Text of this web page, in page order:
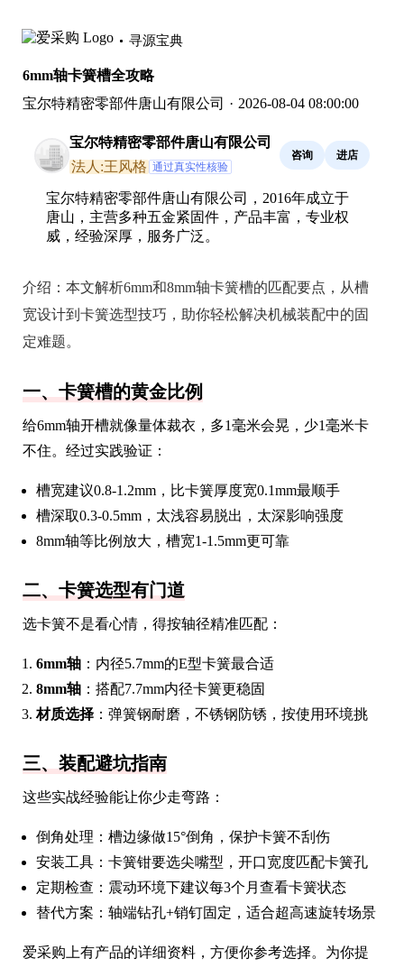
寻源宝典
6mm轴卡簧槽全攻略
宝尔特精密零部件唐山有限公司 · 2026-08-04 08:00:00
宝尔特精密零部件唐山有限公司
法人:王风格 通过真实性核验
咨询 进店
宝尔特精密零部件唐山有限公司，2016年成立于
唐山，主营多种五金紧固件，产品丰富，专业权
威，经验深厚，服务广泛。
介绍： 本文解析6mm和8mm轴卡簧槽的匹配要点，从槽
宽设计到卡簧选型技巧，助你轻松解决机械装配中的固
定难题。
一、卡簧槽的黄金比例
给6mm轴开槽就像量体裁衣，多1毫米会晃，少1毫米卡
不住。经过实践验证：
槽宽建议0.8-1.2mm，比卡簧厚度宽0.1mm最顺手
槽深取0.3-0.5mm，太浅容易脱出，太深影响强度
8mm轴等比例放大，槽宽1-1.5mm更可靠
二、卡簧选型有门道
选卡簧不是看心情，得按轴径精准匹配：
6mm轴 ：内径5.7mm的E型卡簧最合适
8mm轴 ：搭配7.7mm内径卡簧更稳固
材质选择 ：弹簧钢耐磨，不锈钢防锈，按使用环境挑
三、装配避坑指南
这些实战经验能让你少走弯路：
倒角处理：槽边缘做15°倒角，保护卡簧不刮伤
安装工具：卡簧钳要选尖嘴型，开口宽度匹配卡簧孔
定期检查：震动环境下建议每3个月查看卡簧状态
替代方案：轴端钻孔+销钉固定，适合超高速旋转场景
爱采购上有产品的详细资料，方便你参考选择。为你提